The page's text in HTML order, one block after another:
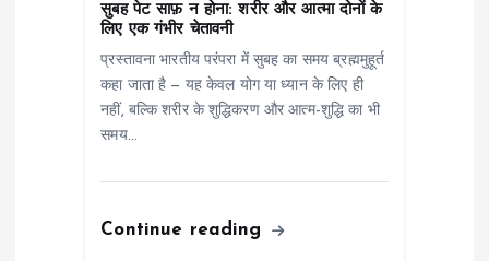
सुबह पेट साफ़ न होना: शरीर और आत्मा दोनों के
लिए एक गंभीर चेतावनी
प्रस्तावना भारतीय परंपरा में सुबह का समय ब्रह्ममुहूर्त
कहा जाता है — यह केवल योग या ध्यान के लिए ही
नहीं, बल्कि शरीर के शुद्धिकरण और आत्म-शुद्धि का भी
समय…
Continue reading